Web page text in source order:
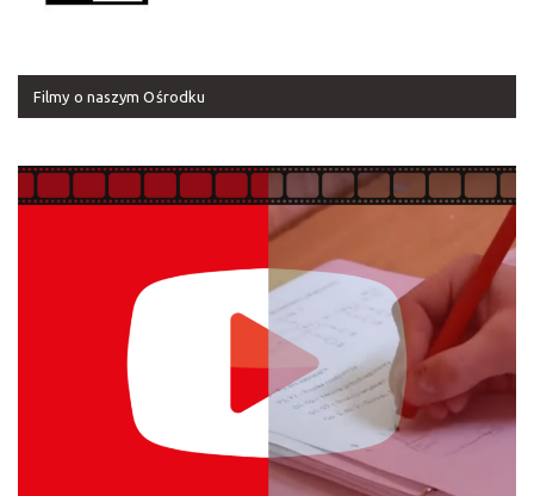
Filmy o naszym Ośrodku